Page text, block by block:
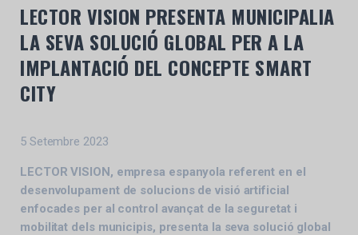
LECTOR VISION PRESENTA MUNICIPALIA
LA SEVA SOLUCIÓ GLOBAL PER A LA
IMPLANTACIÓ DEL CONCEPTE SMART
CITY
5 Setembre 2023
LECTOR VISION, empresa espanyola referent en el
desenvolupament de solucions de visió artificial
enfocades per al control avançat de la seguretat i
mobilitat dels municipis, presenta la seva solució global